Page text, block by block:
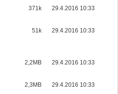
371k 29.4.2016 10:33
51k 29.4.2016 10:33
2,2MB 29.4.2016 10:33
2,3MB 29.4.2016 10:33